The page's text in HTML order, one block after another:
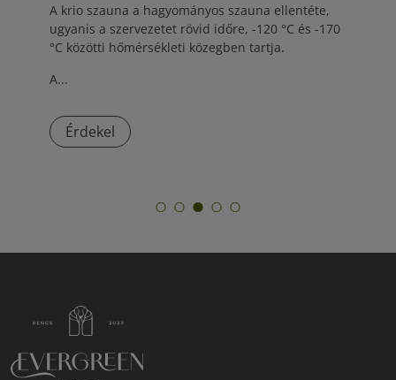
A krio szauna a hagyományos szauna ellentéte,
ugyanis a szervezetet rövid időre, -120 °C és -170
°C közötti hőmérsékleti közegben tartja.
A...
Érdekel